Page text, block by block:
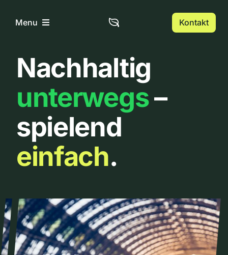
InhaltMenu
Home
Über uns
Urbanlist
Kontakt
Nachhaltig
unterwegs–
spielend
einfach.